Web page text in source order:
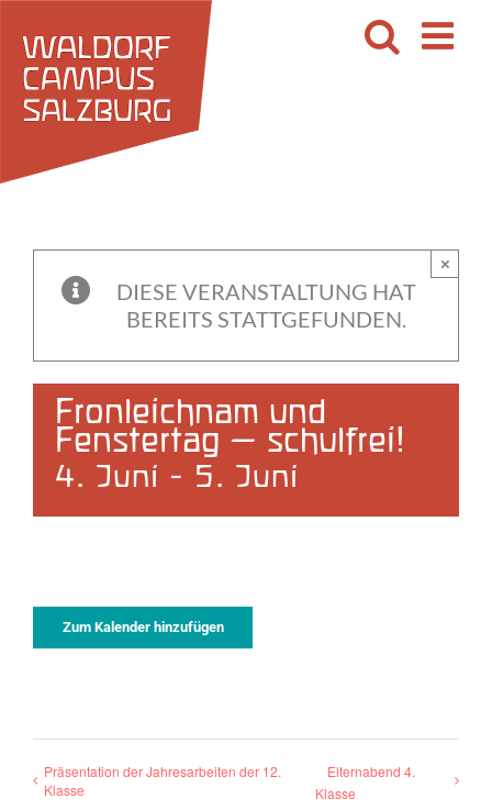
Inhalt
springen
DIESE VERANSTALTUNG HAT
BEREITS STATTGEFUNDEN.
×
Fronleichnam und
Fenstertag – schulfrei!
4. Juni - 5. Juni
Zum Kalender hinzufügen
Präsentation der Jahresarbeiten der 12.
Klasse
Elternabend 4.
Klasse